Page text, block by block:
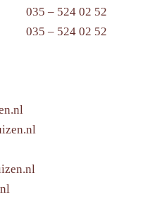
035 – 524 02 52
035 – 524 02 52